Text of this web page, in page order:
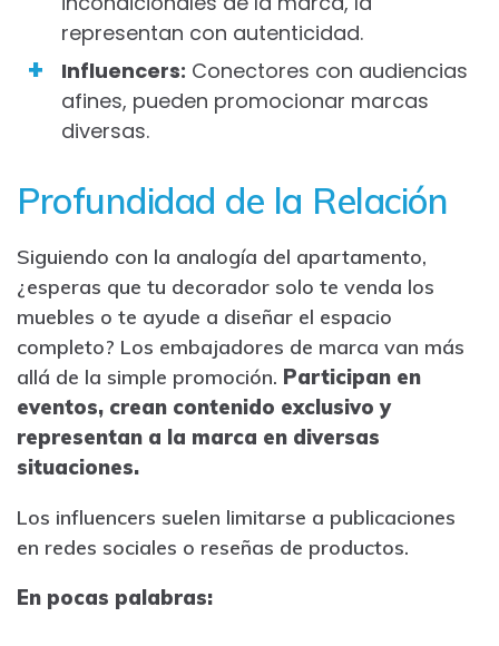
representan con autenticidad.
Influencers: Conectores con audiencias
afines, pueden promocionar marcas
diversas.
Profundidad de la Relación
Siguiendo con la analogía del apartamento,
¿esperas que tu decorador solo te venda los
muebles o te ayude a diseñar el espacio
completo? Los embajadores de marca van más
allá de la simple promoción. Participan en
eventos, crean contenido exclusivo y
representan a la marca en diversas
situaciones.
Los influencers suelen limitarse a publicaciones
en redes sociales o reseñas de productos.
En pocas palabras: